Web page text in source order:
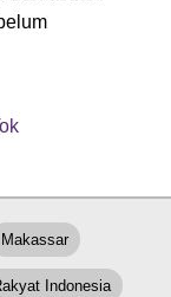
Makassar
Indonesia